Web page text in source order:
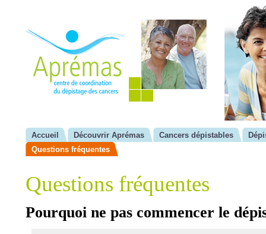
Accueil Découvrir Aprémas Cancers dépistables
Questions fréquentes
Questions fréquentes
Pourquoi ne pas commencer le